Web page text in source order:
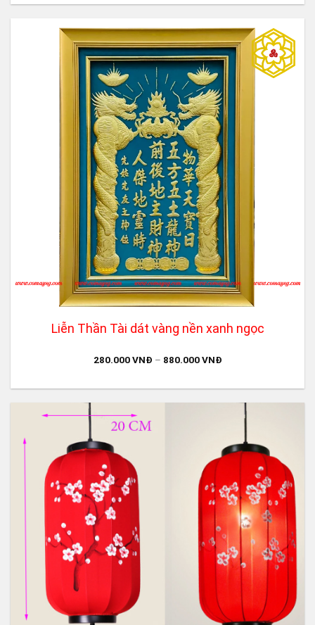
Liễn Thần Tài dát vàng nền xanh ngọc
280.000VNĐ – 880.000VNĐ